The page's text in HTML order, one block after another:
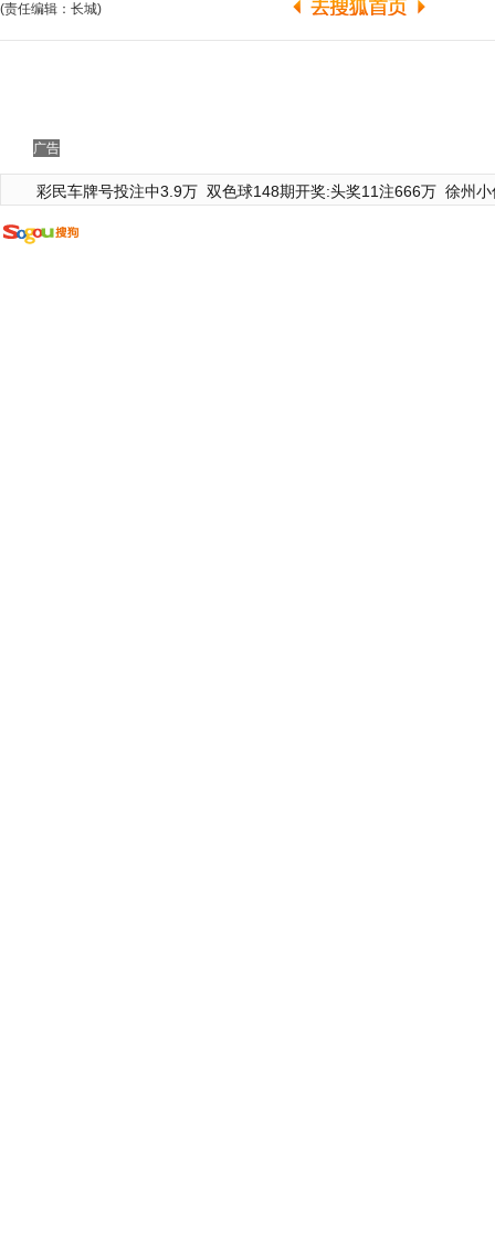
(责任编辑：长城)
广告
彩民车牌号投注中3.9万 双色球148期开奖:头奖11注666万 徐州